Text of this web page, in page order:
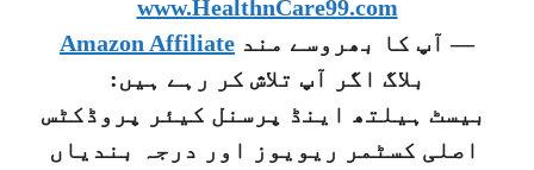
www.HealthnCare99.com
— آپ کا بھروسے مند Amazon Affiliate
بلاگ اگر آپ تلاش کر رہے ہیں:
بیسٹ ہیلتھ اینڈ پرسنل کیئر پروڈکٹس
اصلی کسٹمر ریویوز اور درجہ بندیاں